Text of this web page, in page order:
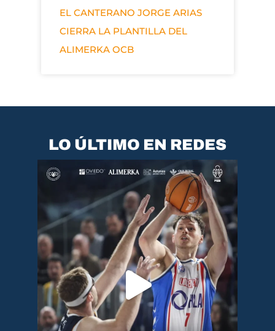
EL CANTERANO JORGE ARIAS
CIERRA LA PLANTILLA DEL
ALIMERKA OCB
LO ÚLTIMO EN REDES